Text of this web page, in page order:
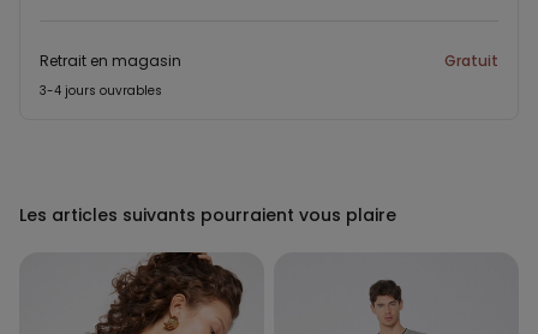
Retrait en magasin Gratuit
3-4 jours ouvrables
Les articles suivants pourraient vous plaire